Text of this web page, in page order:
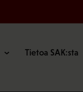
Tietoa SAK:sta